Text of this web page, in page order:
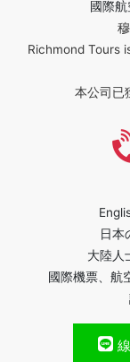
國際
Richmond Tours
本公司已
日本
大陸人
國際機票、航